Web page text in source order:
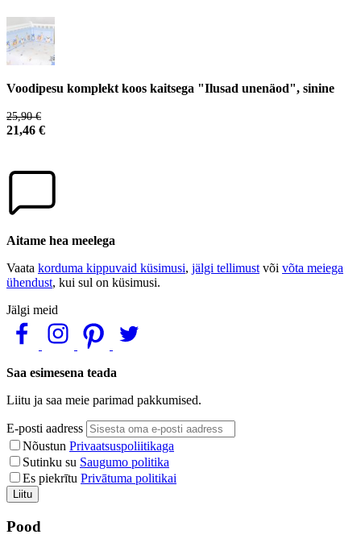
Voodipesu komplekt koos kaitsega "Ilusad unenäod", sinine
25,90 €
21,46 €
Aitame hea meelega
Vaata korduma kippuvaid küsimusi, jälgi tellimust või võta meiega
ühendust, kui sul on küsimusi.
Jälgi meid
Saa esimesena teada
Liitu ja saa meie parimad pakkumised.
E-posti aadress
Nõustun Privaatsuspoliitikaga
Sutinku su Saugumo politika
Es piekrītu Privātuma politikai
Liitu
Pood